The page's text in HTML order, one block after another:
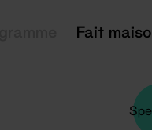
Fait